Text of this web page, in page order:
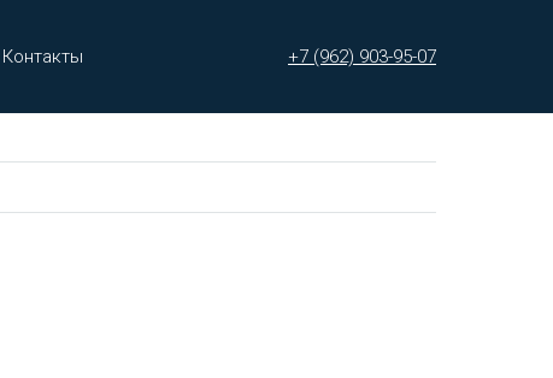
Контакты +7 (962) 903-95-07